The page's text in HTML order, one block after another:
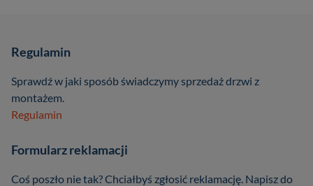
Regulamin
Sprawdź w jaki sposób świadczymy sprzedaż drzwi z
montażem.
Regulamin
Formularz reklamacji
Coś poszło nie tak? Chciałbyś zgłosić reklamację. Napisz do